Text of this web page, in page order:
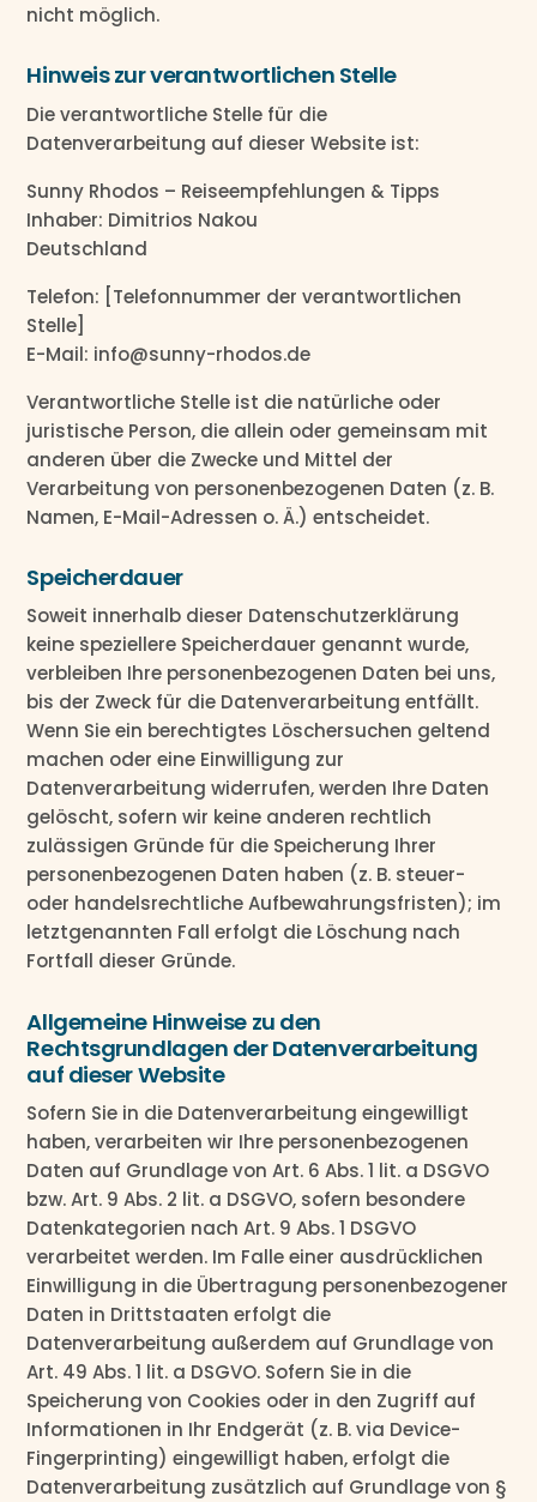
nicht möglich.
Hinweis zur verantwortlichen Stelle
Die verantwortliche Stelle für die
Datenverarbeitung auf dieser Website ist:
Sunny Rhodos – Reiseempfehlungen & Tipps
Inhaber: Dimitrios Nakou
Deutschland
Telefon: [Telefonnummer der verantwortlichen
Stelle]
E-Mail: info@sunny-rhodos.de
Verantwortliche Stelle ist die natürliche oder
juristische Person, die allein oder gemeinsam mit
anderen über die Zwecke und Mittel der
Verarbeitung von personenbezogenen Daten (z. B.
Namen, E-Mail-Adressen o. Ä.) entscheidet.
Speicherdauer
Soweit innerhalb dieser Datenschutzerklärung
keine speziellere Speicherdauer genannt wurde,
verbleiben Ihre personenbezogenen Daten bei uns,
bis der Zweck für die Datenverarbeitung entfällt.
Wenn Sie ein berechtigtes Löschersuchen geltend
machen oder eine Einwilligung zur
Datenverarbeitung widerrufen, werden Ihre Daten
gelöscht, sofern wir keine anderen rechtlich
zulässigen Gründe für die Speicherung Ihrer
personenbezogenen Daten haben (z. B. steuer-
oder handelsrechtliche Aufbewahrungsfristen); im
letztgenannten Fall erfolgt die Löschung nach
Fortfall dieser Gründe.
Allgemeine Hinweise zu den
Rechtsgrundlagen der Datenverarbeitung
auf dieser Website
Sofern Sie in die Datenverarbeitung eingewilligt
haben, verarbeiten wir Ihre personenbezogenen
Daten auf Grundlage von Art. 6 Abs. 1 lit. a DSGVO
bzw. Art. 9 Abs. 2 lit. a DSGVO, sofern besondere
Datenkategorien nach Art. 9 Abs. 1 DSGVO
verarbeitet werden. Im Falle einer ausdrücklichen
Einwilligung in die Übertragung personenbezogener
Daten in Drittstaaten erfolgt die
Datenverarbeitung außerdem auf Grundlage von
Art. 49 Abs. 1 lit. a DSGVO. Sofern Sie in die
Speicherung von Cookies oder in den Zugriff auf
Informationen in Ihr Endgerät (z. B. via Device-
Fingerprinting) eingewilligt haben, erfolgt die
Datenverarbeitung zusätzlich auf Grundlage von §